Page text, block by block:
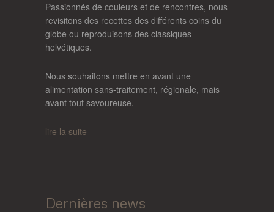
Passionnés de couleurs et de rencontres, nous
revisitons des recettes des différents coins du
globe ou reproduisons des classiques
helvétiques.
Nous souhaitons mettre en avant une
alimentation sans-traitement, régionale, mais
avant tout savoureuse.
lire la suite
Dernières news